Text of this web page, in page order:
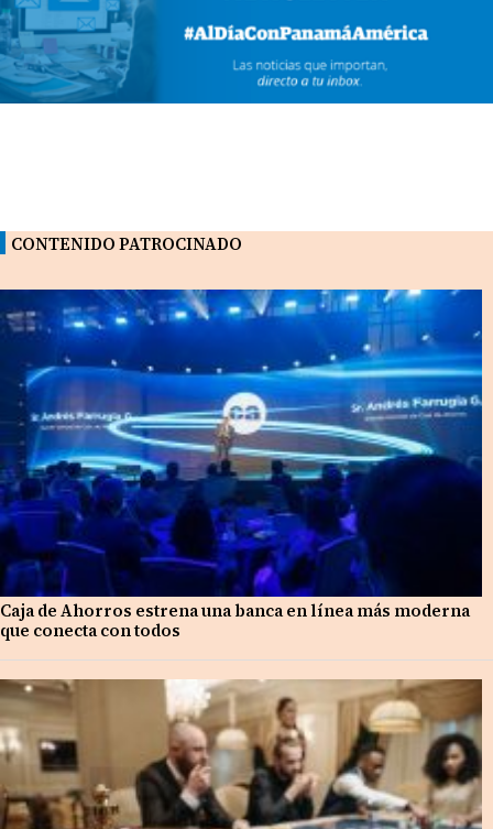
CONTENIDO PATROCINADO
Caja de Ahorros estrena una banca en línea más moderna
que conecta con todos